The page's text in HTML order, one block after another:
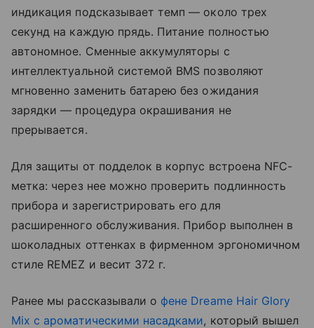
индикация подсказывает темп — около трех
секунд на каждую прядь. Питание полностью
автономное. Сменные аккумуляторы с
интеллектуальной системой BMS позволяют
мгновенно заменить батарею без ожидания
зарядки — процедура окрашивания не
прерывается.
Для защиты от подделок в корпус встроена NFC-
метка: через нее можно проверить подлинность
прибора и зарегистрировать его для
расширенного обслуживания. Прибор выполнен в
шоколадных оттенках в фирменном эргономичном
стиле REMEZ и весит 372 г.
Ранее мы рассказывали о фене Dreame Hair Glory
Mix с ароматическими насадками, который вышел